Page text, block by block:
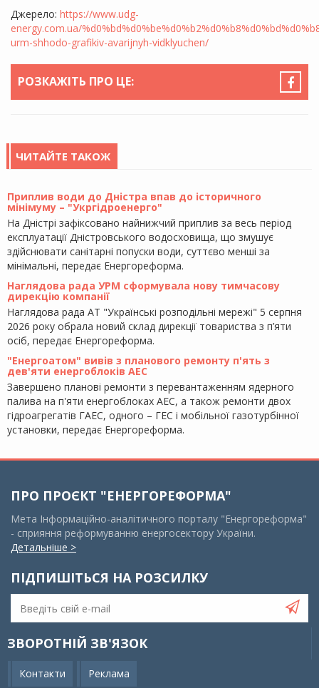
Джерело: https://www.udg-
energy.com.ua/
urm-shhodo-grafikiv-avarijnyh-vidklyuchen/
РОЗКАЖІТЬ ПРО ЦЕ:
ЧИТАЙТЕ ТАКОЖ
Приплив води до Дністра впав до історичного
мінімуму – "Укргідроенерго"
На Дністрі зафіксовано найнижчий приплив за весь період
експлуатації Дністровського водосховища, що змушує
здійснювати санітарні попуски води, суттєво менші за
мінімальні, передає Енергореформа.
Наглядова рада УРМ сформувала нову тимчасову
дирекцію компанії
Наглядова рада АТ "Українські розподільні мережі" 5 серпня
2026 року обрала новий склад дирекції товариства з п’яти
осіб, передає Енергореформа.
"Енергоатом" вивів з планового ремонту п'ять з
дев'яти енергоблоків АЕС
Завершено планові ремонти з перевантаженням ядерного
палива на п'яти енергоблоках АЕС, а також ремонти двох
гідроагрегатів ГАЕС, одного – ГЕС і мобільної газотурбінної
установки, передає Енергореформа.
ПРО ПРОЄКТ "ЕНЕРГОРЕФОРМА"
Мета Інформаційно-аналітичного порталу "Енергореформа"
- сприяння реформуванню енергосектору України.
Детальніше >
ПІДПИШІТЬСЯ НА РОЗСИЛКУ
ЗВОРОТНІЙ ЗВ'ЯЗОК
Контакти Реклама